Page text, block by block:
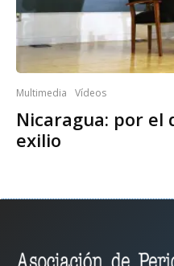
Multimedia Vídeos
Nicaragua: por
exilio